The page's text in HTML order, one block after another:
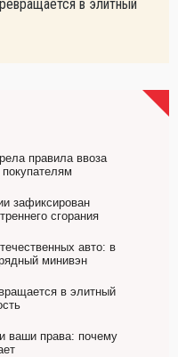
в элитный
правила ввоза
зафиксирован
сгорания
авто: в
минивэн
в элитный
ваши права: почему